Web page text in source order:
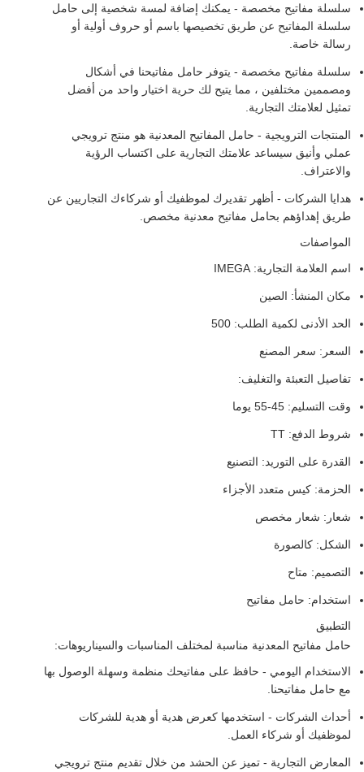
سلسلة مفاتيح مخصصة - يمكنك إضافة لمسة شخصية إلى حامل
سلسلة المفاتيح عن طريق تخصيصها باسم أو حروف أولية أو
رسالة خاصة.
سلسلة مفاتيح مخصصة - يتوفر حامل مفاتيحنا في أشكال
ومصممين مختلفين ، مما يتيح لك حرية اختيار واحد من أفضل
تمثيل لعلامتك التجارية.
المنتجات الترويجية - حامل المفاتيح المعدنية هو منتج ترويجي
عملي وأنيق سيساعد علامتك التجارية على اكتساب الرؤية
والاعتراف.
هدايا الشركات - أظهر تقديرك لموظفيك أو شركاءك التجاريين عن
طريق إهداؤهم بحامل مفاتيح معدنية مخصص.
المواصفات
اسم العلامة التجارية: IMEGA
مكان المنشأ: الصين
الحد الأدنى لكمية الطلب: 500
السعر: سعر المصنع
تفاصيل التعبئة والتغليف:
وقت التسليم: 45-55 يوما
شروط الدفع: TT
القدرة على التوريد: التصنيع
الحزمة: كيس متعدد الأجزاء
شعار: شعار مخصص
الشكل: كالصورة
التصميم: متاح
استخدام: حامل مفاتيح
التطبيق
حامل مفاتيح المعدنية مناسبة لمختلف المناسبات والسيناريوهات:
الاستخدام اليومي - حافظ على مفاتيحك منظمة وسهلة الوصول بها
مع حامل مفاتيحنا.
أحداث الشركات - استخدمها كعرض هدية أو هدية للشركات
لموظفيك أو شركاء العمل.
المعارض التجارية - تميز عن الحشد من خلال تقديم منتج ترويجي